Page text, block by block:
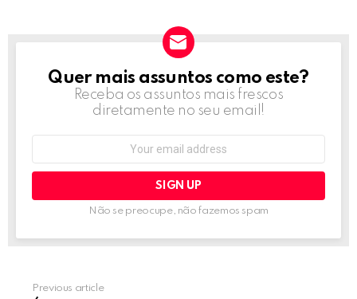
NEWSLETTER
Quer mais assuntos como este?
Receba os assuntos mais frescos
diretamente no seu email!
Não se preocupe, não fazemos spam
Previous article